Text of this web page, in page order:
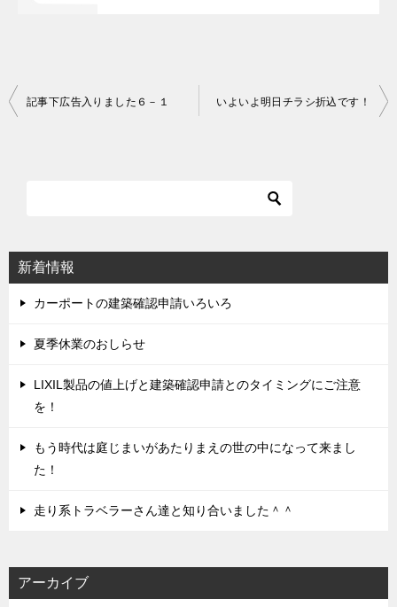
シ
ョ
ン
記事下広告入りました６－１ いよいよ明日チラシ折込です！
新着情報
カーポートの建築確認申請いろいろ
夏季休業のおしらせ
LIXIL製品の値上げと建築確認申請とのタイミングにご注意
を！
もう時代は庭じまいがあたりまえの世の中になって来まし
た！
走り系トラベラーさん達と知り合いました＾＾
アーカイブ